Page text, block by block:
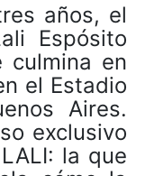
años, el
Espósito
culmina en
el Estadio
Aires.
exclusivo
la que